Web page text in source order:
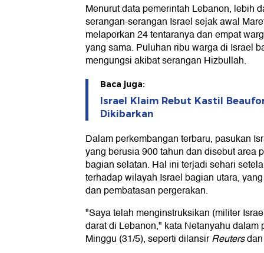
Menurut data pemerintah Lebanon, lebih
serangan-serangan Israel sejak awal
melaporkan 24 tentaranya dan empat
yang sama. Puluhan ribu warga di Israel
mengungsi akibat serangan Hizbullah.
Baca juga:
Israel Klaim Rebut Kastil
Dikibarkan
Dalam perkembangan terbaru, pasukan
yang berusia 900 tahun dan disebut area
bagian selatan. Hal ini terjadi sehari
terhadap wilayah Israel bagian utara,
dan pembatasan pergerakan.
"Saya telah menginstruksikan (militer
darat di Lebanon," kata Netanyahu dalam
Minggu (31/5), seperti dilansirReutersdan